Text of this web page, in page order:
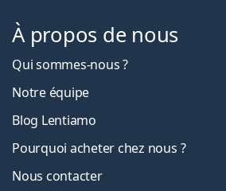
À propos de nous
Qui sommes-nous ?
Notre équipe
Blog Lentiamo
Pourquoi acheter chez nous ?
Nous contacter